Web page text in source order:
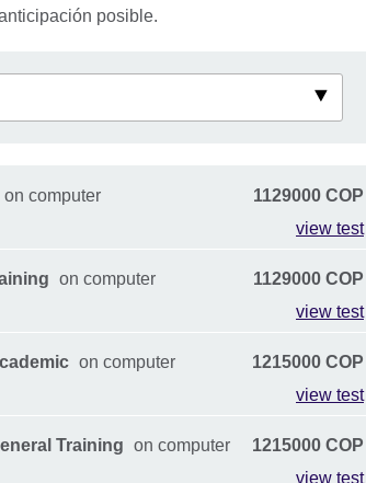
posible.
on computer
1129000 COP
view test
on computer
1129000 COP
view test
on computer
1215000 COP
view test
Training on computer
1215000 COP
view test